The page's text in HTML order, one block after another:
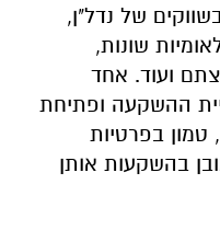
של נדל"ן,
שונות,
ועוד. אחד
ההשקעה ופתיחת
טמון בפרטיות
בהשקעות אותן